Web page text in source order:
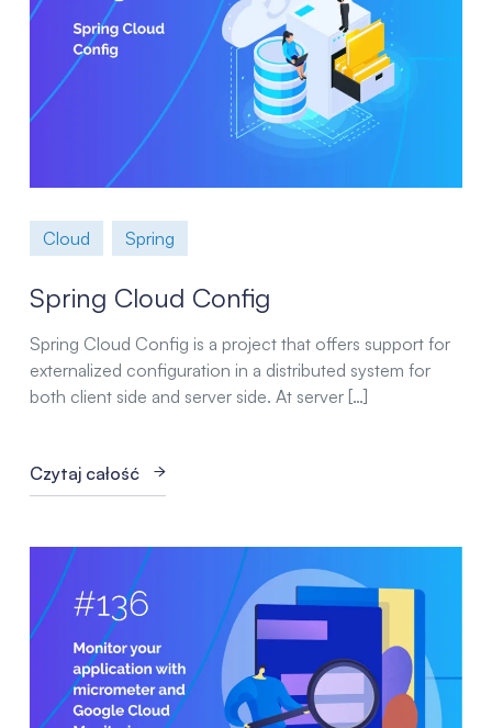
Cloud Spring
Spring Cloud Config
Spring Cloud Config is a project that offers support for
externalized configuration in a distributed system for
both client side and server side. At server […]
Czytaj całość